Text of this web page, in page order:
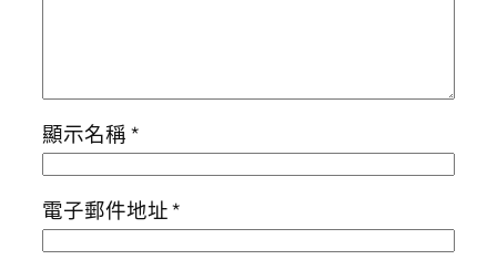
顯示名稱*
電子郵件地址*